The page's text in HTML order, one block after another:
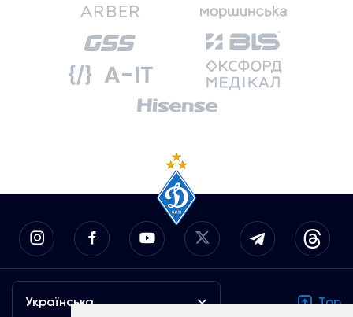
Українська Top